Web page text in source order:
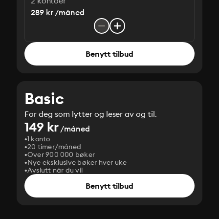
289 kr /måned
Benytt tilbud
Basic
For deg som lytter og leser av og til.
149 kr/måned
1 konto
20 timer/måned
Over 900 000 bøker
Nye eksklusive bøker hver uke
Avslutt når du vil
Benytt tilbud